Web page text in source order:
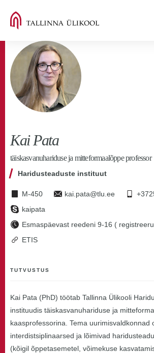
Kai Pata
täiskasvanuhariduse ja mitteformaalõppe professor
Haridusteaduste instituut
M-450 kai.pata@tlu.ee
kaipata
Esmaspäevast reedeni 9-16 (
ETIS
TUTVUSTUS
Kai Pata (PhD) töötab Tallinna Ülikooli
instituudis täiskasvanuhariduse ja
kaasprofessorina. Tema uurimisvaldkonnad
interdistsiplinaarsed ja lõimivad
(kõigil õppetasemetel, võimekuse